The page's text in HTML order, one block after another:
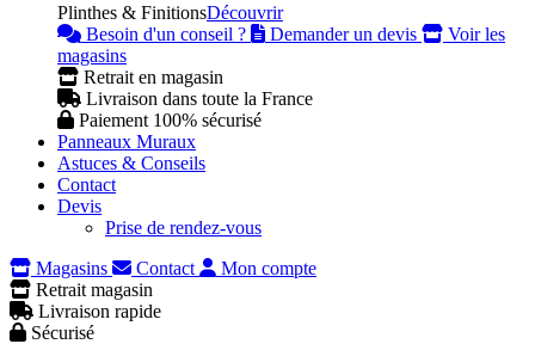
Plinthes & FinitionsDécouvrir
Besoin d'un conseil ?
Demander un devis
Voir les
magasins
Retrait en magasin
Livraison dans toute la France
Paiement 100% sécurisé
Panneaux Muraux
Astuces & Conseils
Contact
Devis
Prise de rendez-vous
Magasins
Contact
Mon compte
Retrait magasin
Livraison rapide
Sécurisé